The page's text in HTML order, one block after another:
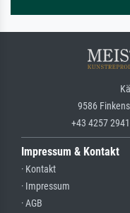
9586
+43 4257
Impressum & Kontakt
· Kontakt
· Impressum
· AGB